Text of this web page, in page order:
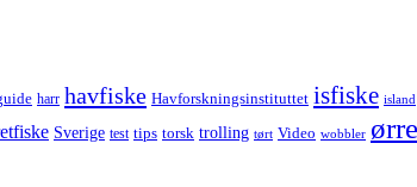
harr havfiske Havforskningsinstituttet isfiske island
Sverige test tips torsk trolling tørt Video wobbler